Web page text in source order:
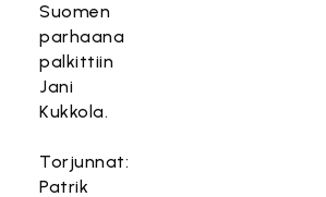
Suomen
parhaana
palkittiin
Jani
Kukkola.
Torjunnat:
Patrik